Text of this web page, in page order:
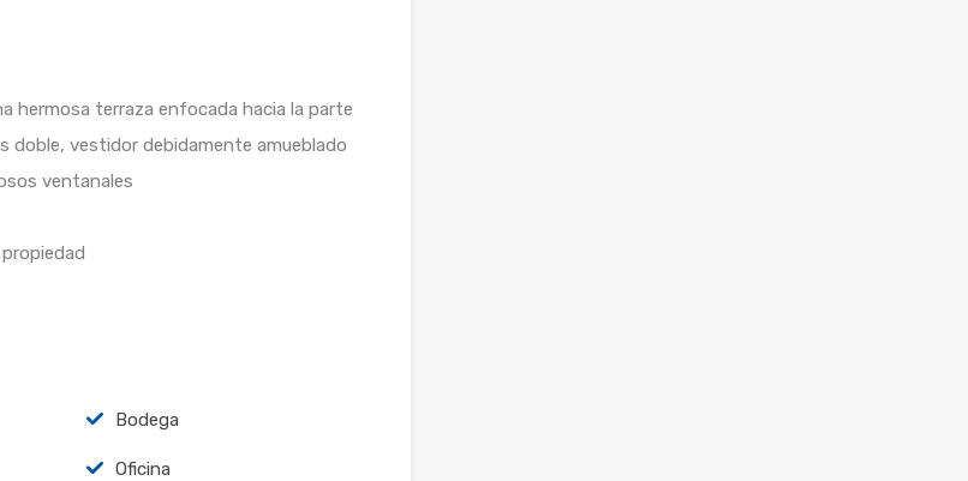
hermosa terraza enfocada hacia la parte
doble, vestidor debidamente amueblado
ventanales
Bodega
Oficina